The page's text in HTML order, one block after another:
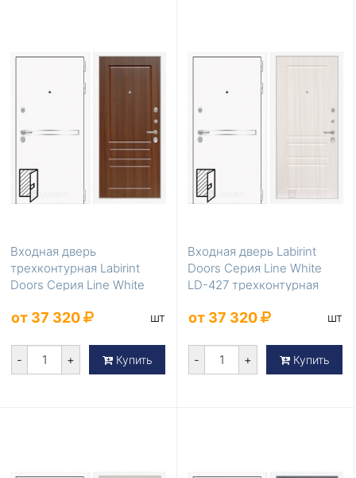
Входная дверь
трехконтурная Labirint
Doors Серия Line White
от 37 320 шт
- + Купить
Входная дверь Labirint
Doors Серия Line White
LD-427 трехконтурная
от 37 320 шт
- + Купить